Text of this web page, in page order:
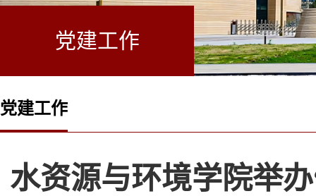
党建工作
党建工作
水资源与环境学院举